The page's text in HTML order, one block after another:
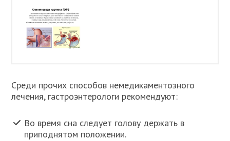
Среди прочих способов немедикаментозного
лечения, гастроэнтерологи рекомендуют:
Во время сна следует голову держать в
приподнятом положении.